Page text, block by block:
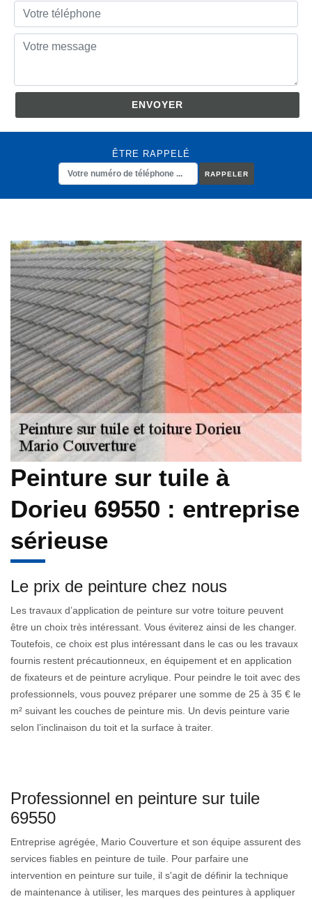
ÊTRE RAPPELÉ
Peinture sur tuile à
Dorieu 69550 : entreprise
sérieuse
Le prix de peinture chez nous
Les travaux d’application de peinture sur votre toiture peuvent
être un choix très intéressant. Vous éviterez ainsi de les changer.
Toutefois, ce choix est plus intéressant dans le cas ou les travaux
fournis restent précautionneux, en équipement et en application
de fixateurs et de peinture acrylique. Pour peindre le toit avec des
professionnels, vous pouvez préparer une somme de 25 à 35 € le
m² suivant les couches de peinture mis. Un devis peinture varie
selon l’inclinaison du toit et la surface à traiter.
Professionnel en peinture sur tuile
69550
Entreprise agrégée, Mario Couverture et son équipe assurent des
services fiables en peinture de tuile. Pour parfaire une
intervention en peinture sur tuile, il s'agit de définir la technique
de maintenance à utiliser, les marques des peintures à appliquer